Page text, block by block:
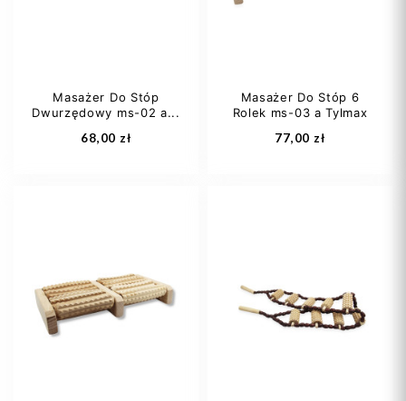
Masażer Do Stóp
Dwurzędowy ms-02 a...
68,00 zł
Masażer Do Stóp 6
Rolek ms-03 a Tylmax
77,00 zł